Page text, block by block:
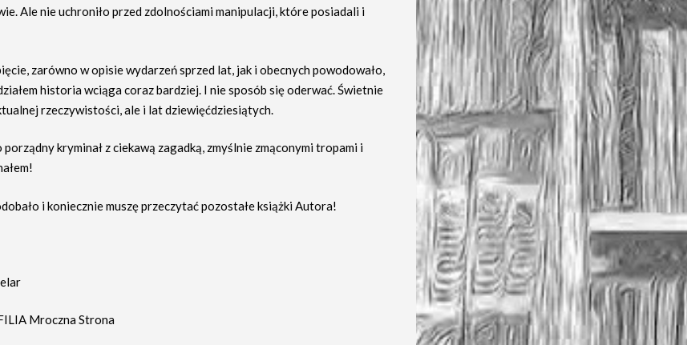
Ale nie uchroniło przed zdolnościami manipulacji, które posiadali i
zarówno w opisie wydarzeń sprzed lat, jak i obecnych powodowało,
historia wciąga coraz bardziej. I nie sposób się oderwać. Świetnie
rzeczywistości, ale i lat dziewięćdziesiątych.
porządny kryminał z ciekawą zagadką, zmyślnie zmąconymi tropami i
i koniecznie muszę przeczytać pozostałe książki Autora!
Mroczna Strona